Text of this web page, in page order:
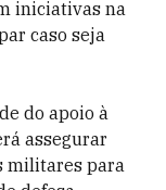
iniciativas na
caso seja
do apoio à
assegurar
militares para